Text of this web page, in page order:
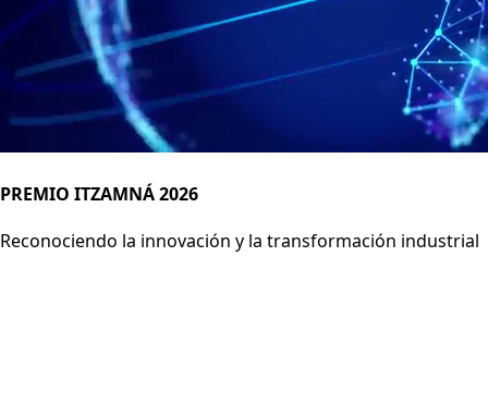
PREMIO ITZAMNÁ 2026
Reconociendo la innovación y la transformación industrial